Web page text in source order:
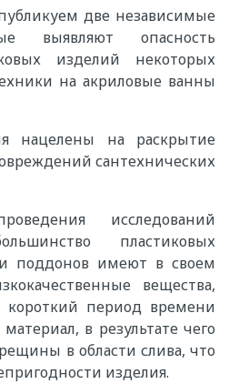
две независимые
выявляют опасность
изделий некоторых
на акриловые ванны
нацелены на раскрытие
сантехнических
исследований
пластиковых
поддонов имеют в своем
вещества,
короткий период времени
в результате чего
в области слива, что
изделия.